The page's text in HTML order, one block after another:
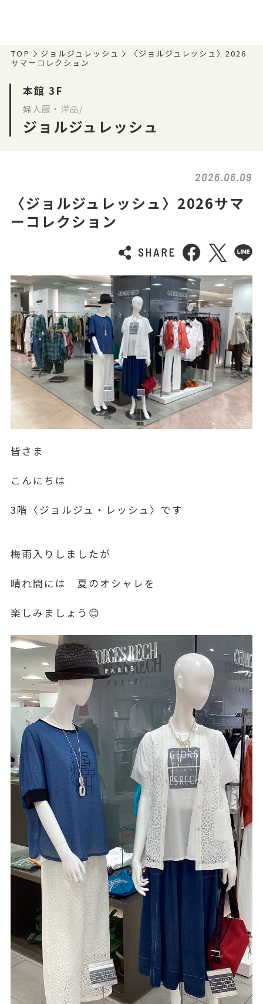
TOP ジョルジュレッシュ
〈ジョルジュレッシュ〉2026
サマーコレクション
本館 3F
婦人服・洋品/
ジョルジュレッシュ
2026.06.09
〈ジョルジュレッシュ〉2026サマ
ーコレクション
皆さま
こんにちは
3階〈ジョルジュ・レッシュ〉です
梅雨入りしましたが
晴れ間には 夏のオシャレを
楽しみましょう😊